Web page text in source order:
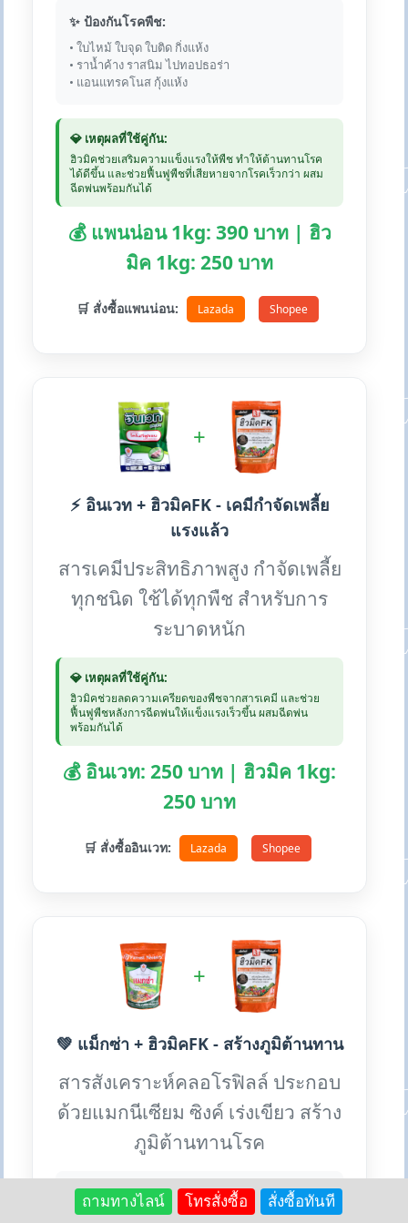
✨ ป้องกันโรคพืช:
• ใบไหม้ ใบจุด ใบติด กิ่งแห้ง
• ราน้ำค้าง ราสนิม ไปทอปธอร่า
• แอนแทรคโนส กุ้งแห้ง
💎 เหตุผลที่ใช้คู่กัน:
ฮิวมิคช่วยเสริมความแข็งแรงให้พืช ทำให้ต้านทานโรค
ได้ดีขึ้น และช่วยฟื้นฟูพืชที่เสียหายจากโรคเร็วกว่า ผสม
ฉีดพ่นพร้อมกันได้
💰 แพนน่อน 1kg: 390 บาท | ฮิว
มิค 1kg: 250 บาท
🛒 สั่งซื้อแพนน่อน: Lazada Shopee
+
⚡ อินเวท + ฮิวมิคFK - เคมีกำจัดเพลี้ย
แรงแล้ว
สารเคมีประสิทธิภาพสูง กำจัดเพลี้ย
ทุกชนิด ใช้ได้ทุกพืช สำหรับการ
ระบาดหนัก
💎 เหตุผลที่ใช้คู่กัน:
ฮิวมิคช่วยลดความเครียดของพืชจากสารเคมี และช่วย
ฟื้นฟูพืชหลังการฉีดพ่นให้แข็งแรงเร็วขึ้น ผสมฉีดพ่น
พร้อมกันได้
💰 อินเวท: 250 บาท | ฮิวมิค 1kg:
250 บาท
🛒 สั่งซื้ออินเวท: Lazada Shopee
+
💚 แม็กซ่า + ฮิวมิคFK - สร้างภูมิต้านทาน
สารสังเคราะห์คลอโรฟิลล์ ประกอบ
ด้วยแมกนีเซียม ซิงค์ เร่งเขียว สร้าง
ภูมิต้านทานโรค
✨ ประโยชน์เด่น:
ถามทางไลน์ โทรสั่งซื้อ สั่งซื้อทันที